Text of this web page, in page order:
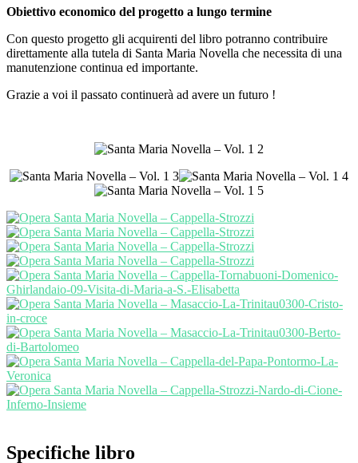
Obiettivo economico del progetto a lungo termine
Con questo progetto gli acquirenti del libro potranno contribuire
direttamente alla tutela di Santa Maria Novella che necessita di una
manutenzione continua ed importante.
Grazie a voi il passato continuerà ad avere un futuro !
Specifiche libro